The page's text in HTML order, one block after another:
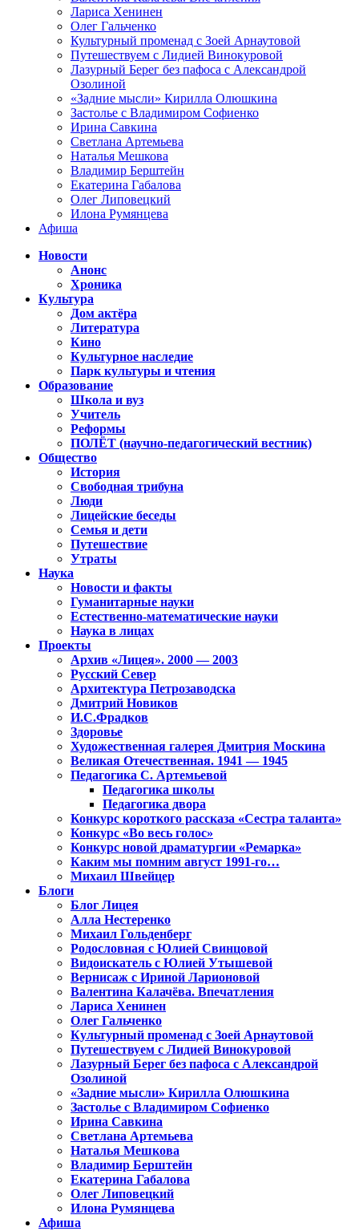
Лариса Хенинен
Олег Гальченко
Культурный променад с Зоей Арнаутовой
Путешествуем с Лидией Винокуровой
Лазурный Берег без пафоса с Александрой
Озолиной
«Задние мысли» Кирилла Олюшкина
Застолье с Владимиром Софиенко
Ирина Савкина
Светлана Артемьева
Наталья Мешкова
Владимир Берштейн
Екатерина Габалова
Олег Липовецкий
Илона Румянцева
Афиша
Новости
Анонс
Хроника
Культура
Дом актёра
Литература
Кино
Культурное наследие
Парк культуры и чтения
Образование
Школа и вуз
Учитель
Реформы
ПОЛЁТ (научно-педагогический вестник)
Общество
История
Свободная трибуна
Люди
Лицейские беседы
Семья и дети
Путешествие
Утраты
Наука
Новости и факты
Гуманитарные науки
Естественно-математические науки
Наука в лицах
Проекты
Архив «Лицея». 2000 — 2003
Русский Север
Архитектура Петрозаводска
Дмитрий Новиков
И.С.Фрадков
Здоровье
Художественная галерея Дмитрия Москина
Великая Отечественная. 1941 — 1945
Педагогика С. Артемьевой
Педагогика школы
Педагогика двора
Конкурс короткого рассказа «Сестра таланта»
Конкурс «Во весь голос»
Конкурс новой драматургии «Ремарка»
Каким мы помним август 1991-го…
Михаил Швейцер
Блоги
Блог Лицея
Алла Нестеренко
Михаил Гольденберг
Родословная с Юлией Свинцовой
Видоискатель с Юлией Утышевой
Вернисаж с Ириной Ларионовой
Валентина Калачёва. Впечатления
Лариса Хенинен
Олег Гальченко
Культурный променад с Зоей Арнаутовой
Путешествуем с Лидией Винокуровой
Лазурный Берег без пафоса с Александрой
Озолиной
«Задние мысли» Кирилла Олюшкина
Застолье с Владимиром Софиенко
Ирина Савкина
Светлана Артемьева
Наталья Мешкова
Владимир Берштейн
Екатерина Габалова
Олег Липовецкий
Илона Румянцева
Афиша